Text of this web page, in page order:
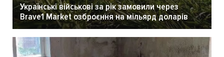
Українські військові за рік замовили через
Brave1 Market озброєння на мільярд доларів